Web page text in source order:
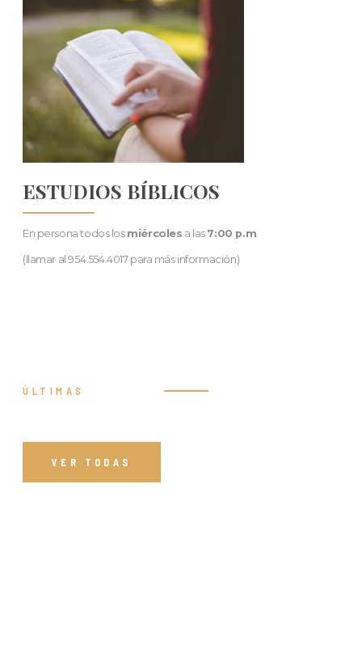
ESTUDIOS BÍBLICOS
En persona todos los miércoles a las 7:00 p.m.
(llamar al 954.554.4017 para más información)
ÚLTIMAS
VER TODAS